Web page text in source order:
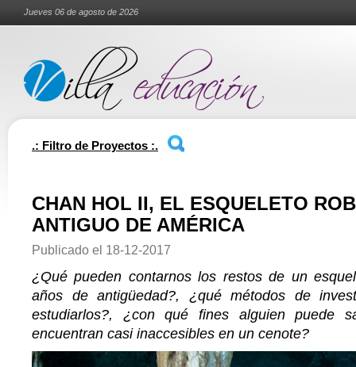
Jueves 06 de agosto de 2026
.: Filtro de Proyectos :.
CHAN HOL II, EL ESQUELETO
ANTIGUO DE AMÉRICA
Publicado el 18-12-2017
¿Qué pueden contarnos los restos de un
años de antigüedad?, ¿qué métodos de
estudiarlos?, ¿con qué fines alguien puede
encuentran casi inaccesibles en un cenote?